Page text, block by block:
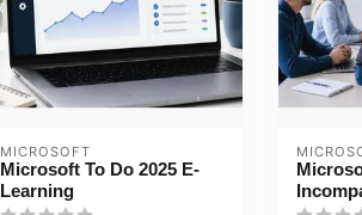
MICROSOFT
Microsoft To Do 2025 E-
Learning